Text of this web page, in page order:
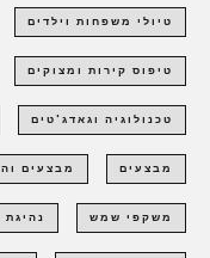
טיולי משפחות וילדים
טיפוס קירות ומצוקים
טכנולוגיה וגאדג'טים
מבצעים מבצעים
משקפי שמש